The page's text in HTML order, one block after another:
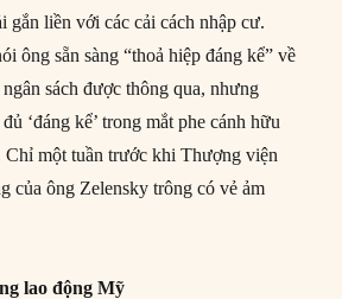
gắn liền với các cải cách nhập cư.
ông sẵn sàng “thoả hiệp đáng kể” về
sách được thông qua, nhưng
‘đáng kể’ trong mắt phe cánh hữu
Chỉ một tuần trước khi Thượng viện
của ông Zelensky trông có vẻ ảm
lao động Mỹ